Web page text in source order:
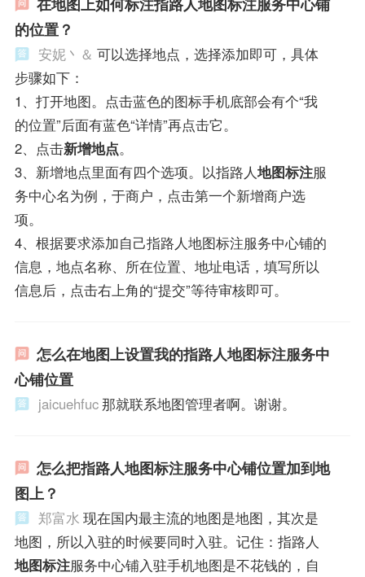
的位置？
安妮丶＆ 可以选择地点，选择添加即可，具体
步骤如下：
1、打开地图。点击蓝色的图标手机底部会有个“我
的位置”后面有蓝色“详情”再点击它。
2、点击新增地点。
3、新增地点里面有四个选项。以指路人地图标注服
务中心名为例，于商户，点击第一个新增商户选
项。
4、根据要求添加自己指路人地图标注服务中心铺的
信息，地点名称、所在位置、地址电话，填写所以
信息后，点击右上角的“提交”等待审核即可。
怎么在地图上设置我的指路人地图标注服务中
心铺位置
jaicuehfuc那就联系地图管理者啊。谢谢。
怎么把指路人地图标注服务中心铺位置加到地
图上？
郑富水 现在国内最主流的地图是地图，其次是
地图，所以入驻的时候要同时入驻。记住：指路人
地图标注服务中心铺入驻手机地图是不花钱的，自